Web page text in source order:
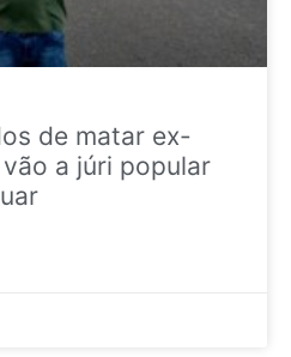
de matar ex-
a júri popular